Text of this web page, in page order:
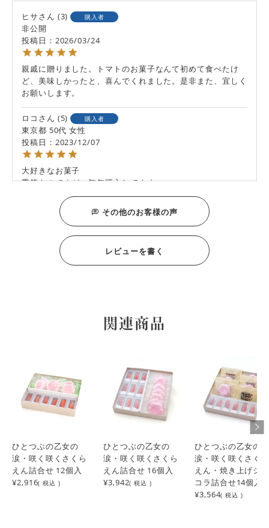
ヒサ 3 購入者
非公開
投稿日
2026/03/24
親戚に贈りました。トマトのお菓子なんて初めて食べたけ
ど、美味しかったと、喜んでくれました。是非また、宜しく
お願いします。
ロコ 5 購入者
東京都 50代 女性
投稿日
2023/12/07
大好きなお菓子
季節ものですが、毎年購入してます
新年度の差し入れには大変好評です
その他のお客様の声
レビューを書く
関連商品
ひとつぶの乙女の
涙・咲く咲くさくら
えん詰合せ 12個入
¥2,916( 税込 )
ひとつぶの乙女の
涙・咲く咲くさくら
えん詰合せ 16個入
¥3,942( 税込 )
ひとつぶの乙女の
涙・咲く咲くさく
えん・焼き上げシ
コラ詰合せ14個入
¥3,564( 税込 )